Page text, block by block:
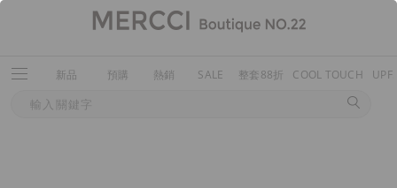
新品 預購 熱銷 SALE 整套88折 COOL TOUCH